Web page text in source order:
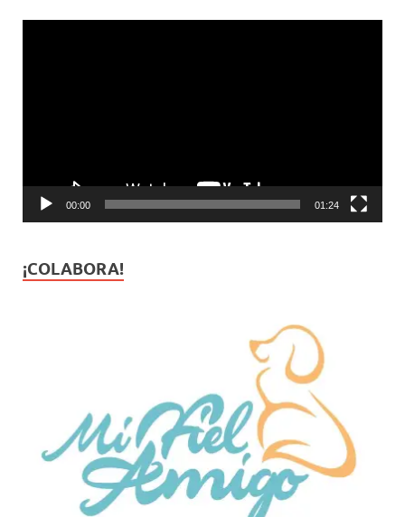
00:00 01:24
¡COLABORA!